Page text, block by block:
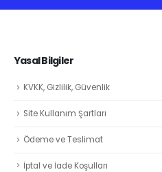
Yasal Bilgiler
KVKK, Gizlilik, Güvenlik
Site Kullanım Şartları
Ödeme ve Teslimat
İptal ve İade Koşulları